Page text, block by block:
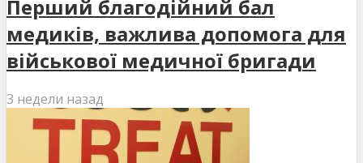
Перший благодійний бал
медиків, важлива допомога для
військової медичної бригади
3 недели назад